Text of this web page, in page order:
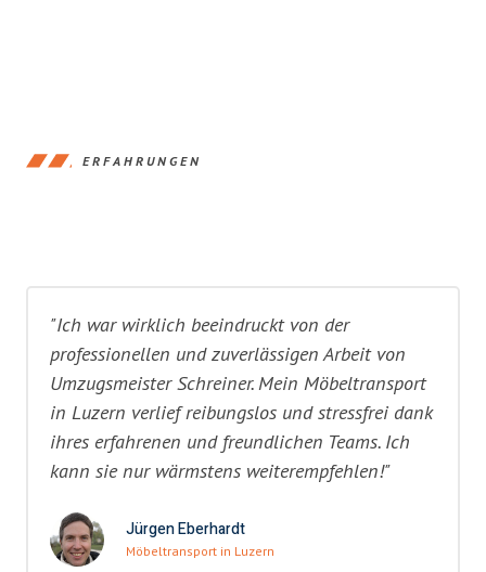
ERFAHRUNGEN
"Ich war wirklich beeindruckt von der
professionellen und zuverlässigen Arbeit von
Umzugsmeister Schreiner. Mein Möbeltransport
in Luzern verlief reibungslos und stressfrei dank
ihres erfahrenen und freundlichen Teams. Ich
kann sie nur wärmstens weiterempfehlen!"
Jürgen Eberhardt
Möbeltransport in Luzern